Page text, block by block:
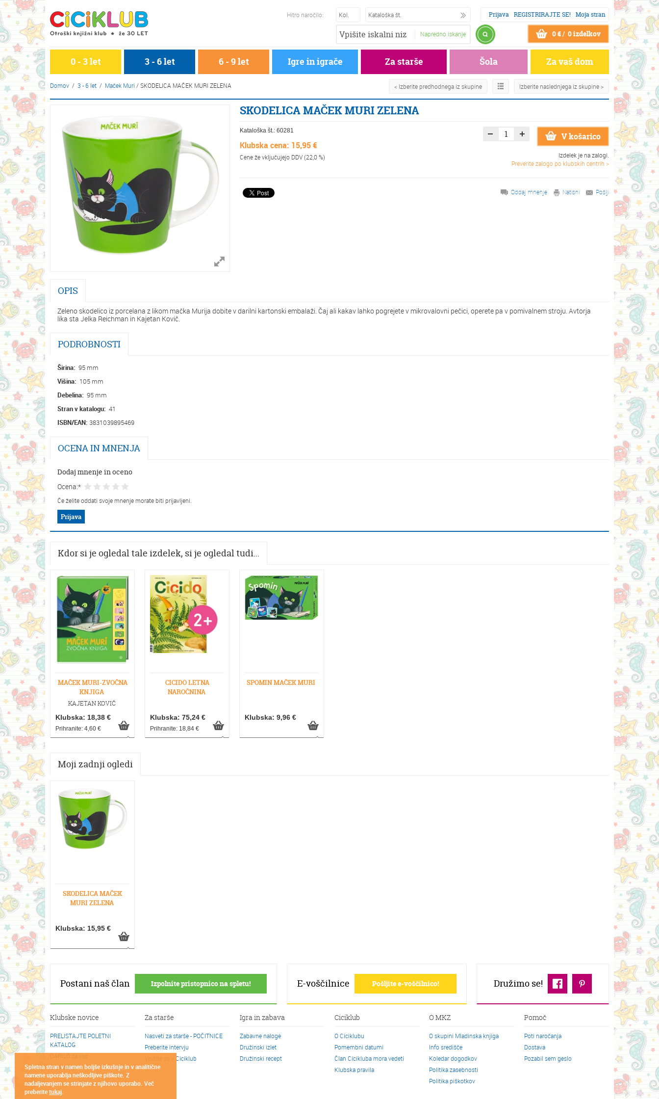
Spletna stran v namen boljše izkušnje in v analitične
namene uporablja neškodljive piškote. Z
nadaljevanjem se strinjate z njihovo uporabo. Več
preberitetukaj
Hitro naročilo: Prijava REGISTRIRAJTE SE! Moja stran
Napredno iskanje 0 € / 0 izdelkov
0 - 3 let 3 - 6 let 6 - 9 let Igre in igrače Za starše Šola Za vaš dom
Domov / 3 - 6 let / Maček Muri /SKODELICA MAČEK MURI ZELENA < Izberite predhodnega iz skupine Izberite naslednjega iz skupine >
SKODELICA MAČEK MURI ZELENA
Kataloška št.:60281
Klubska cena: 15,95 €
Cene že vključujejo DDV (22,0 %)
V košarico
Izdelek je na zalogi.
Preverite zalogo po klubskih centrih >
Oddaj mnenje Natisni Pošlji
OPIS
Zeleno skodelico iz porcelana z likom mačka Murija dobite v darilni kartonski embalaži. Čaj ali kakav lahko pogrejete v mikrovalovni pečici, operete pa v pomivalnem stroju. Avtorja
lika sta Jelka Reichman in Kajetan Kovič.
PODROBNOSTI
Širina: 95 mm
Višina: 105 mm
Debelina: 95 mm
Stran v katalogu: 41
ISBN/EAN: 3831039895469
OCENA IN MNENJA
Dodaj mnenje in oceno
Ocena:*
Če želite oddati svoje mnenje morate biti prijavljeni.
Prijava
Kdor si je ogledal tale izdelek, si je ogledal tudi...
MAČEK MURI-ZVOČNA
KNJIGA
KAJETAN KOVIČ
Klubska: 18,38 €
Prihranite: 4,60 €
CICIDO LETNA
NAROČNINA
Klubska: 75,24 €
Prihranite: 18,84 €
SPOMIN MAČEK MURI
Klubska: 9,96 €
Moji zadnji ogledi
SKODELICA MAČEK
MURI ZELENA
Klubska: 15,95 €
Postani naš član Izpolnite pristopnico na spletu! E-voščilnice Pošljite e-voščilnico! Družimo se!
Klubske novice
PRELISTAJTE POLETNI
KATALOG
DARILO za vas
Cicikotički
Za starše
Nasveti za starše - POČITNICE
Preberite intervju
Vpišite se v Ciciklub
Igra in zabava
Zabavne naloge
Družinski izlet
Družinski recept
Ciciklub
O Ciciklubu
Pomembni datumi
Član Cicikluba mora vedeti
Klubska pravila
O MKZ
O skupini Mladinska knjiga
Info središče
Koledar dogodkov
Politika zasebnosti
Politika piškotkov
Pomoč
Poti naročanja
Dostava
Pozabil sem geslo